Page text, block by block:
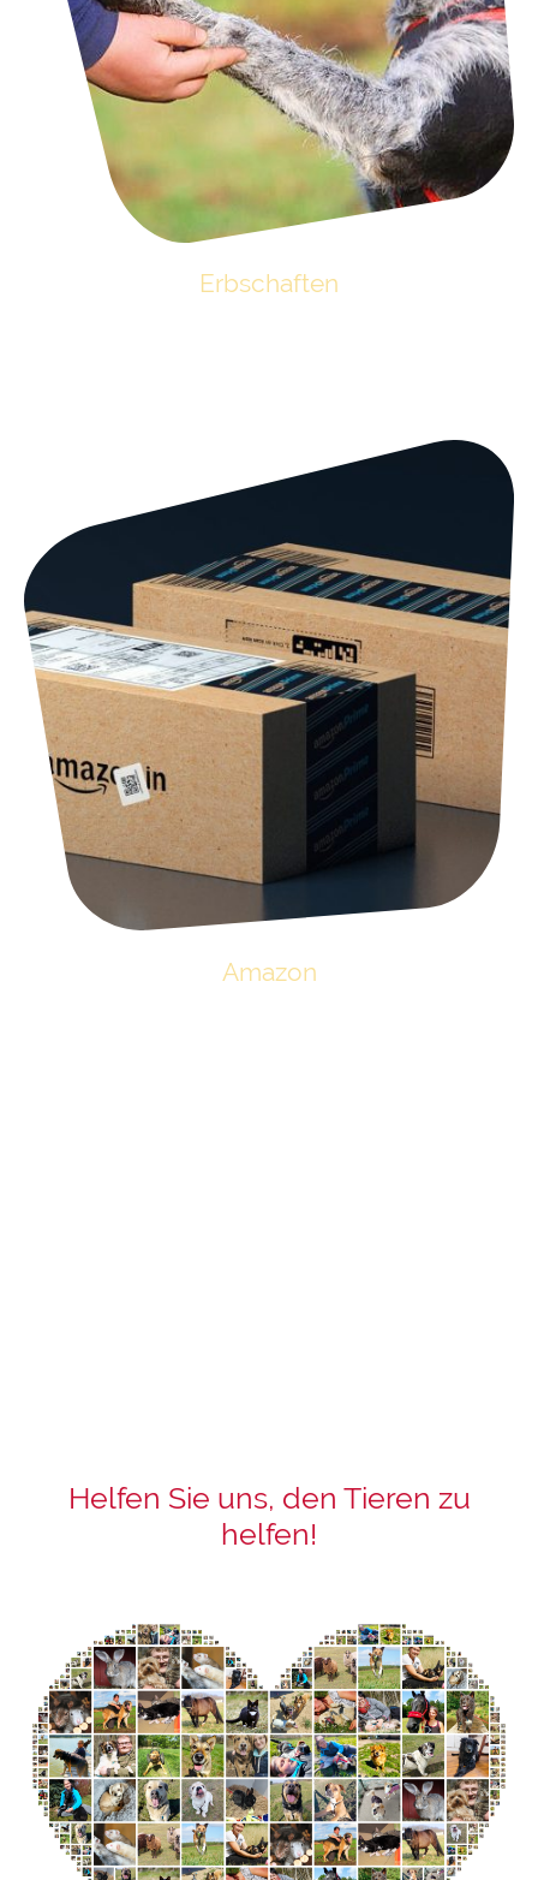
Erbschaften
Amazon
Helfen Sie uns, den Tieren zu
helfen!